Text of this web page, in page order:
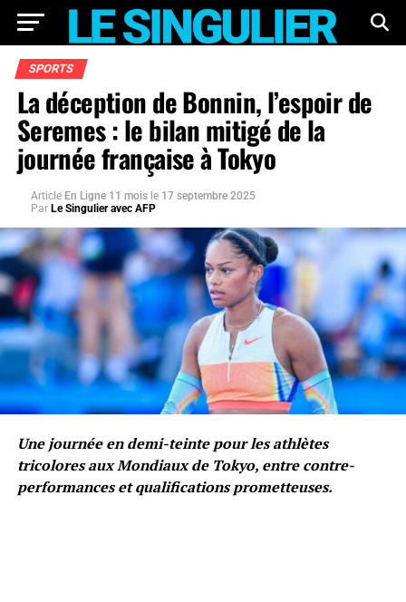
SPORTS
La déception de Bonnin, l’espoir de
Seremes : le bilan mitigé de la
journée française à Tokyo
Article En Ligne 11 mois le 17 septembre 2025
Par Le Singulier avec AFP
Une journée en demi-teinte pour les athlètes
tricolores aux Mondiaux de Tokyo, entre contre-
performances et qualifications prometteuses.